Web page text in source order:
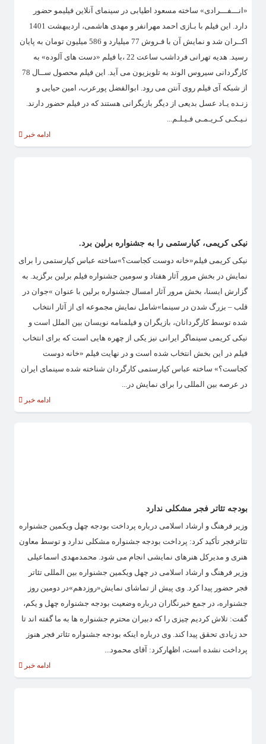
«انـــفـــرادی» ساخته مسعود اطیابی در سینمای آنلاین فیلیمو حضور
دارد. این فیلم با بـازی احمد مهرانفر و مهدی هاشمی، اردیبهشت 1401
اکــران شد و نمایش آن با فـروش 77 میلیارد و 586 میلیون تومان به پایان
رسید. هدیه تهرانی فرداشب ساعت 22 ،با فیلم «دست های آلوده» به
کارگردانی سیروس الوند به تلویزیون می آید. این فیلم محصول ســال 78
از شبکه آی فیلم روی آنتن می رود. ابوالفضل پورعرب، امین حیایی و
زنـده یـاد عسل بدیعی از دیگر بازیگرانی هستند که در فیلم حضور دارند.
نـیـکـی کـریـمـی فـیـلـم...
ادامه خبر
نیکی کریمی، کیارستمی را به جشنواره برلین برد.
نیکی کریمی فیلم«خانه دوست کجاست؟»ساخته عباس کیارستمی را برای
نمایش در بخش مرور آثار هفتاد و سومین جشنواره فیلم برلین برگزید. به
گزارش ایسنا، بخش مرور آثار امسال جشنواره برلین با عنوان »جوان در
قلب – بزرگ شدن در سینما»شامل نمایش مجموعه ای از آثار انتخاب
شده توسط کارگردانان، بازیگران و فیلمنامه نویسان بین الملل است و
نیکی کریمی سینماگر ایرانی نیز یکی از چهره هایی است که برای انتخاب
فیلم در این بخش انتخاب شده است و در نهایت فیلم «خانه دوست
کجاست؟» ساخته عباس کیارستمی کارگردان شناخته شده سینمای ایران
در عرصه بین المللی را برای نمایش در...
ادامه خبر
بودجه تئاتر فجر مشکلی ندارد
وزیر فرهنگ و ارشاد اسلامی درباره پرداخت بودجه چهل ویکمین جشنواره
تئاترفجر تأکید کرد: پرداخت بودجه جشنواره مشکلی ندارد و توسط معاون
هنری و مدیرکل هنرهای نمایشی انجام می شود. محمدمهدی اسماعیلی
وزیر فرهنگ و ارشاد اسلامی در چهل ویکمین جشنواره بین المللی تئاتر
فجر حضور پیدا کرد. وی پیش از تماشای نمایش«روزدهم»در دومین روز
جشنواره، در جمع خبرنگاران درباره وضعیت بودجه جشنواره چهل و یکم،
گفت: تلاش کردیم چیزی را که دبیران محترم جشنواره ها به ما گفته اند تا
حد زیادی تحقق پیدا کند. وی درباره اینکه بودجه جشنواره تئاتر فجر هنوز
پرداخت نشده است، اظهارکرد: آقای محمود...
ادامه خبر